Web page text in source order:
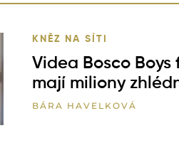
KNĚZ NA SÍTI
Videa Bosco Boys
mají miliony
BÁRA HAVELKOVÁ